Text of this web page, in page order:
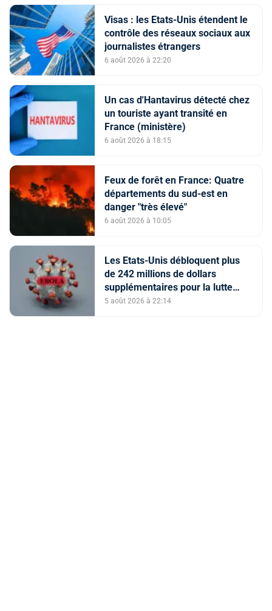
Visas : les Etats-Unis étendent le
contrôle des réseaux sociaux aux
journalistes étrangers
6 août 2026 à 22:20
Un cas d'Hantavirus détecté chez
un touriste ayant transité en
France (ministère)
6 août 2026 à 18:15
Feux de forêt en France: Quatre
départements du sud-est en
danger "très élevé"
6 août 2026 à 10:05
Les Etats-Unis débloquent plus
de 242 millions de dollars
supplémentaires pour la lutte
contre Ebola
5 août 2026 à 22:14